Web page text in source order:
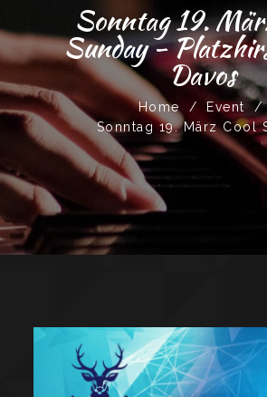
Sonntag 19.
Sunday -
Davos
Home / Event
/
Sonntag 19. März Cool